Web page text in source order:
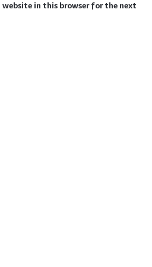
website in this browser for the next